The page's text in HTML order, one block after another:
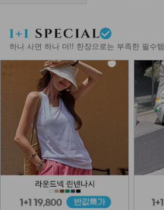
27,800 15,900 43%
KOA-T-25/삼각 끈나시
11,900
NKA-T-1/베이직 어깨끈 나시
8,900 3,900
NK32-T-94/베이직기본Y나시
하나 사면 하나 더!! 한장으로는 부족한 필수템